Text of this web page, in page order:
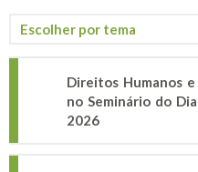
Direitos Humanos
no Seminário do
2026